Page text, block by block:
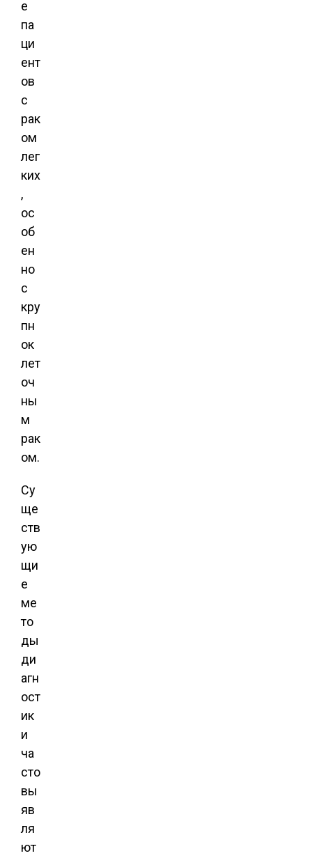
е
па
ци
ент
ов
с
рак
ом
лег
ких
,
ос
об
ен
но
с
кру
пн
ок
лет
оч
ны
м
рак
ом.
Су
ще
ств
ую
щи
е
ме
то
ды
ди
агн
ост
ик
и
ча
сто
вы
яв
ля
ют